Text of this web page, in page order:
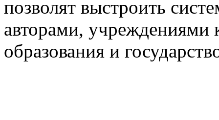
позволят выстроить
авторами, учреждениями
образования и